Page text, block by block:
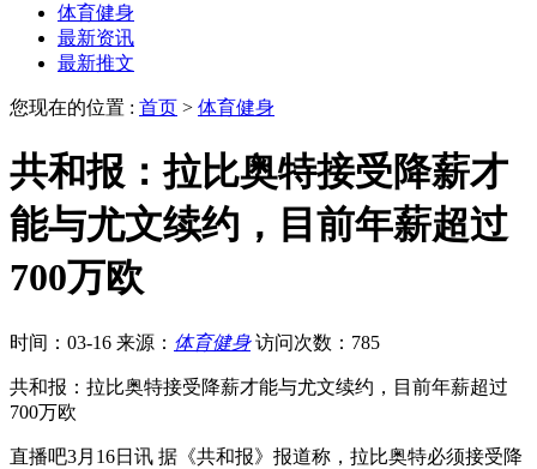
体育健身
最新资讯
最新推文
您现在的位置 : 首页 > 体育健身
共和报：拉比奥特接受降薪才
能与尤文续约，目前年薪超过
700万欧
时间：03-16 来源： 体育健身 访问次数：785
共和报：拉比奥特接受降薪才能与尤文续约，目前年薪超过
700万欧
直播吧3月16日讯 据《共和报》报道称，拉比奥特必须接受降